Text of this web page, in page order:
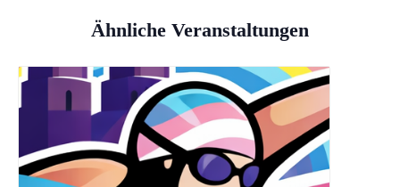
Ähnliche Veranstaltungen